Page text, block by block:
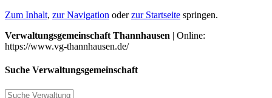
Zum Inhalt, zur Navigation oderzur Startseite springen.
Verwaltungsgemeinschaft Thannhausen | Online:
https://www.vg-thannhausen.de/
Suche Verwaltungsgemeinschaft